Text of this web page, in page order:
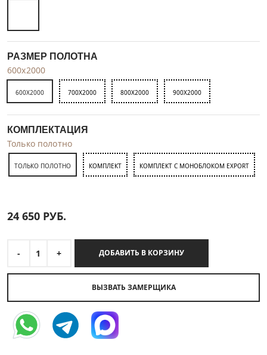
РАЗМЕР ПОЛОТНА
600x2000
600X2000 700X2000 800X2000 900X2000
КОМПЛЕКТАЦИЯ
Только полотно
ТОЛЬКО ПОЛОТНО КОМПЛЕКТ КОМПЛЕКТ С МОНОБЛОКОМ EXPORT
24 650 РУБ.
- 1 + ДОБАВИТЬ В КОРЗИНУ
ВЫЗВАТЬ ЗАМЕРЩИКА